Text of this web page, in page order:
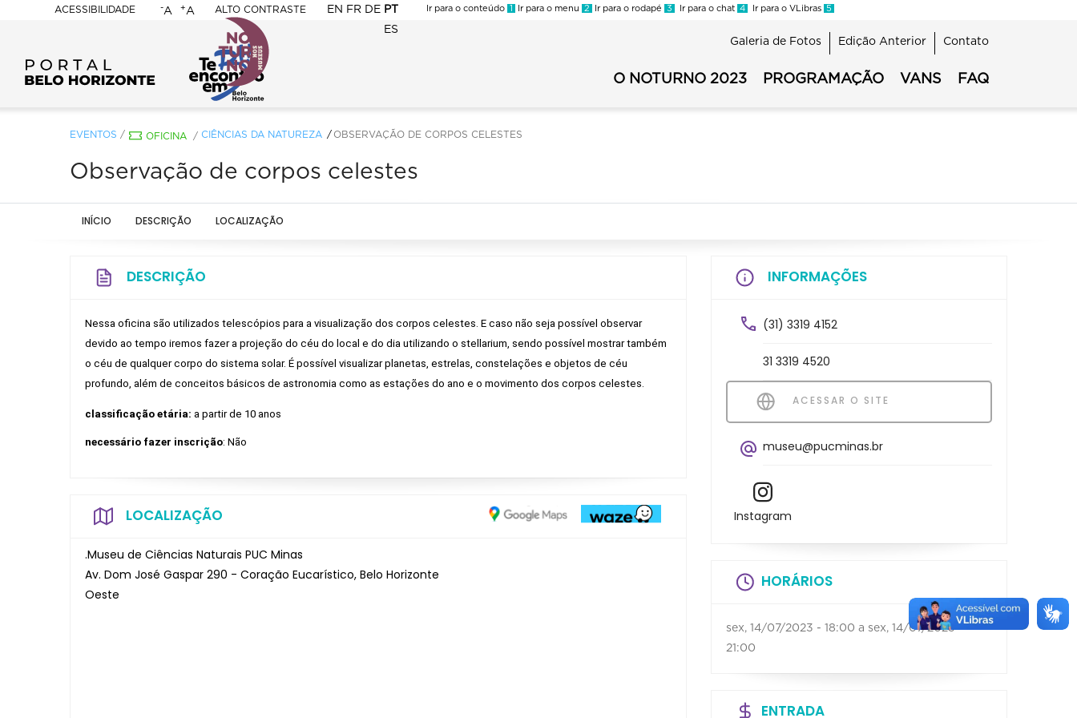
ACESSIBILIDADE
BELO
HORIZONTE
-A +A ALTO CONTRASTE EN FR DE PT
ES
Ir para o conteúdo 1 Ir para o menu 2 Ir para o rodapé 3 Ir para o chat 4 Ir para o VLibras 5
2023
Menu
Galeria de Fotos Edição Anterior Contato
2023
O NOTURNO 2023 PROGRAMAÇÃO VANS FAQ
EVENTOS / OFICINA / CIÊNCIAS DA NATUREZA OBSERVAÇÃO DE CORPOS CELESTES
Observação de corpos celestes
INÍCIO DESCRIÇÃO LOCALIZAÇÃO
DESCRIÇÃO
Nessa oficina são utilizados telescópios para a visualização dos corpos celestes. E caso não seja possível observar
devido ao tempo iremos fazer a projeção do céu do local e do dia utilizando o stellarium, sendo possível mostrar também
o céu de qualquer corpo do sistema solar. É possível visualizar planetas, estrelas, constelações e objetos de céu
profundo, além de conceitos básicos de astronomia como as estações do ano e o movimento dos corpos celestes.
classificação etária: a partir de 10 anos
necessário fazer inscrição: Não
LOCALIZAÇÃO
.Museu de Ciências Naturais PUC Minas
Av. Dom José Gaspar 290 - Coração Eucarístico, Belo Horizonte
Oeste
INFORMAÇÕES
(31) 3319 4152
31 3319 4520
ACESSAR O SITE
museu@pucminas.br
Instagram
HORÁRIOS
sex, 14/07/2023 - 18:00 a sex, 14/07/2023 -
21:00
ENTRADA